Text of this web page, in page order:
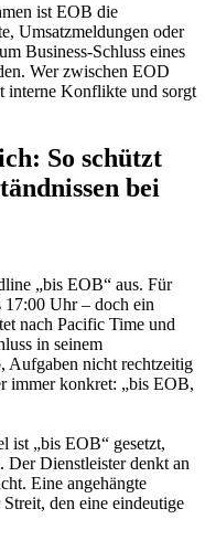
ist EOB die
Umsatzmeldungen oder
Business-Schluss eines
Wer zwischen EOD
interne Konflikte und sorgt
So schützt
bei
„bis EOB“ aus. Für
17:00 Uhr – doch ein
nach Pacific Time und
in seinem
Aufgaben nicht rechtzeitig
immer konkret: „bis EOB,
ist „bis EOB“ gesetzt,
Dienstleister denkt an
Eine angehängte
den eine eindeutige